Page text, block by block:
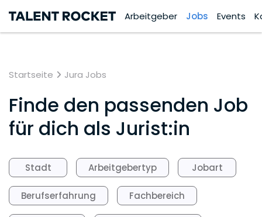
Arbeitgeber Jobs Events
Startseite Jura Jobs
Finde den passenden Job
für dich als Jurist:in
Stadt Arbeitgebertyp Jobart
Berufserfahrung Fachbereich